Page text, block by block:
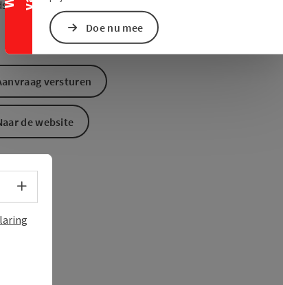
Doe nu mee
am Mondsee
versturen
de website
Taalkeuze - menu openen